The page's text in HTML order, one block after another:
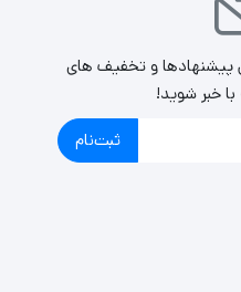
پیشنهادها و تخفیف های
با خبر شوید!
ثبت‌نام